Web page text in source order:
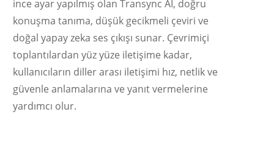
ince ayar yapılmış olan Transync AI, doğru
konuşma tanıma, düşük gecikmeli çeviri ve
doğal yapay zeka ses çıkışı sunar. Çevrimiçi
toplantılardan yüz yüze iletişime kadar,
kullanıcıların diller arası iletişimi hız, netlik ve
güvenle anlamalarına ve yanıt vermelerine
yardımcı olur.